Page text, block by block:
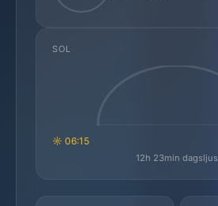
SOL
☼ 06:15
12h 23min dagsljus